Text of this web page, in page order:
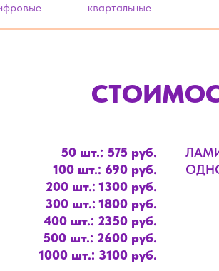
квартальные
50 шт.: 575 руб.
100 шт.: 690 руб.
200 шт.: 1300 руб.
300 шт.: 1800 руб.
400 шт.: 2350 руб.
500 шт.: 2600 руб.
1000 шт.: 3100 руб.